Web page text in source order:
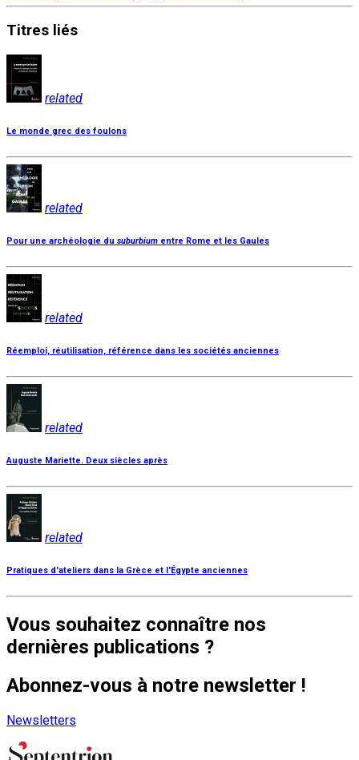
Titres liés
related
Le monde grec des foulons
related
Pour une archéologie du suburbium entre Rome et les Gaules
related
Réemploi, réutilisation, référence dans les sociétés anciennes
related
Auguste Mariette. Deux siècles après
related
Pratiques d'ateliers dans la Grèce et l'Égypte anciennes
Vous souhaitez connaître nos
dernières publications ?
Abonnez-vous à notre newsletter !
Newsletters